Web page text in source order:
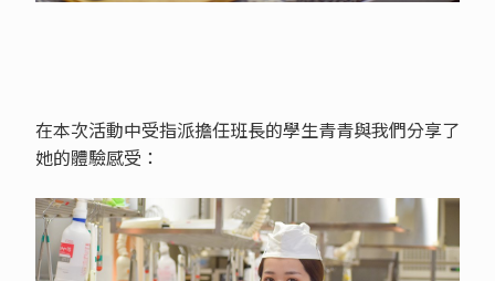
在本次活動中受指派擔任班長的學生青青與我們分享了
她的體驗感受：